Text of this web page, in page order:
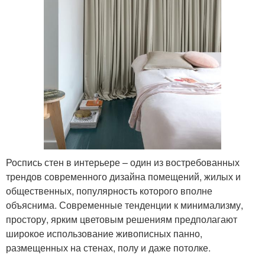
Роспись стен в интерьере – один из востребованных
трендов современного дизайна помещений, жилых и
общественных, популярность которого вполне
объяснима. Современные тенденции к минимализму,
простору, ярким цветовым решениям предполагают
широкое использование живописных панно,
размещенных на стенах, полу и даже потолке.